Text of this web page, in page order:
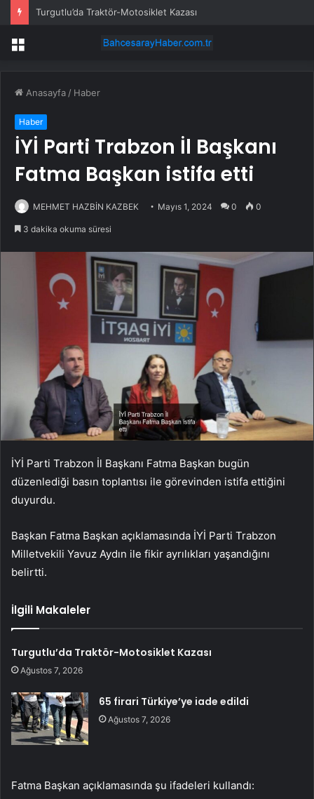
Turgutlu’da Traktör-Motosiklet Kazası
Menü
Anasayfa / Haber
Haber
İYİ Parti Trabzon İl Başkanı
Fatma Başkan istifa etti
MEHMET HAZBİN KAZBEK Mayıs 1, 2024 0 0
3 dakika okuma süresi
İYİ Parti Trabzon İl Başkanı Fatma Başkan bugün
düzenlediği basın toplantısı ile görevinden istifa ettiğini
duyurdu.
Başkan Fatma Başkan açıklamasında İYİ Parti Trabzon
Milletvekili Yavuz Aydın ile fikir ayrılıkları yaşandığını
belirtti.
İlgili Makaleler
Turgutlu’da Traktör-Motosiklet Kazası
Ağustos 7, 2026
65 firari Türkiye’ye iade edildi
Ağustos 7, 2026
Fatma Başkan açıklamasında şu ifadeleri kullandı: